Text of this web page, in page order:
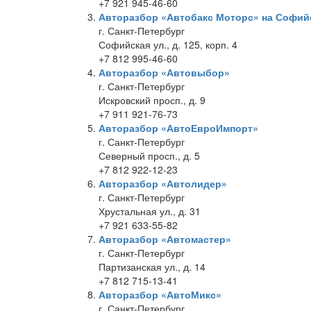
+7 921 945-46-60
Авторазбор «Автобакс Моторс» на
г. Санкт-Петербург
Софийская ул., д. 125, корп. 4
+7 812 995-46-60
Авторазбор «Автовыбор»
г. Санкт-Петербург
Искровский просп., д. 9
+7 911 921-76-73
Авторазбор «АвтоЕвроИмпорт»
г. Санкт-Петербург
Северный просп., д. 5
+7 812 922-12-23
Авторазбор «Автолидер»
г. Санкт-Петербург
Хрустальная ул., д. 31
+7 921 633-55-82
Авторазбор «Автомастер»
г. Санкт-Петербург
Партизанская ул., д. 14
+7 812 715-13-41
Авторазбор «АвтоМикс»
г. Санкт-Петербург